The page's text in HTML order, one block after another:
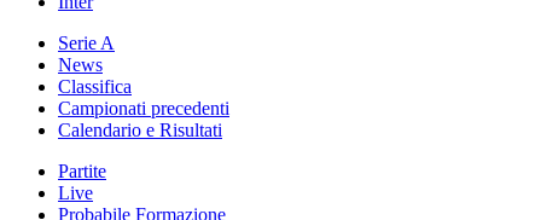
Serie A
News
Classifica
Campionati precedenti
Calendario e Risultati
Partite
Live
Probabile Formazione